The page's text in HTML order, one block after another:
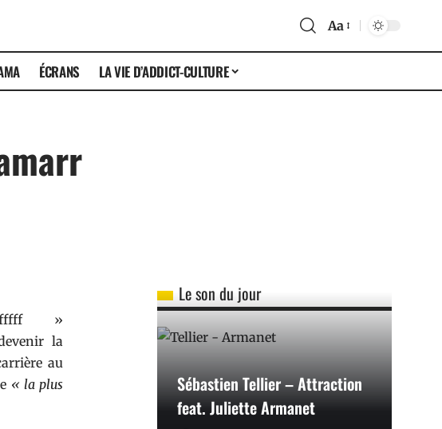
Aa
ÉCRANS LA VIE D’ADDICT-CULTURE
»
la
au
« la plus
Le son du jour
Sébastien Tellier – Attraction
feat. Juliette Armanet